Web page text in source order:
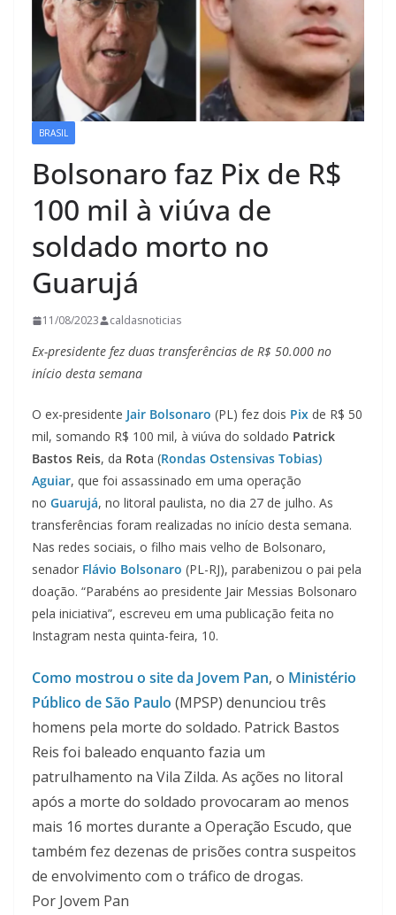
BRASIL
Bolsonaro faz Pix de R$
100 mil à viúva de
soldado morto no
Guarujá
11/08/2023 caldasnoticias
Ex-presidente fez duas transferências de R$ 50.000 no
início desta semana
O ex-presidente Jair Bolsonaro (PL) fez dois Pix de R$ 50
mil, somando R$ 100 mil, à viúva do soldado Patrick
Bastos Reis, da Rota (Rondas Ostensivas Tobias)
Aguiar, que foi assassinado em uma operação
no Guarujá, no litoral paulista, no dia 27 de julho. As
transferências foram realizadas no início desta semana.
Nas redes sociais, o filho mais velho de Bolsonaro,
senador Flávio Bolsonaro (PL-RJ), parabenizou o pai pela
doação. “Parabéns ao presidente Jair Messias Bolsonaro
pela iniciativa”, escreveu em uma publicação feita no
Instagram nesta quinta-feira, 10.
Como mostrou o site da Jovem Pan, o Ministério
Público de São Paulo (MPSP) denunciou três
homens pela morte do soldado. Patrick Bastos
Reis foi baleado enquanto fazia um
patrulhamento na Vila Zilda. As ações no litoral
após a morte do soldado provocaram ao menos
mais 16 mortes durante a Operação Escudo, que
também fez dezenas de prisões contra suspeitos
de envolvimento com o tráfico de drogas.
Por Jovem Pan